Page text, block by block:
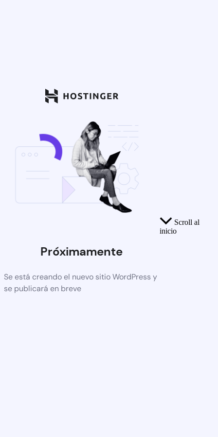
Próximamente
Se está creando el nuevo sitio WordPress y
se publicará en breve
Scroll al
inicio